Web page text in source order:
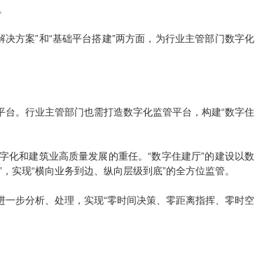
案”和“基础平台搭建”两方面，为行业主管部门数字化
。行业主管部门也需打造数字化监管平台，构建“数字住
和建筑业高质量发展的重任。“数字住建厅”的建设以数
实现“横向业务到边、纵向层级到底”的全方位监管。
步分析、处理，实现“零时间决策、零距离指挥、零时空